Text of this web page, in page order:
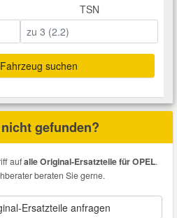
TSN
suchen
gefunden?
aufalle Original-Ersatzteile für OPEL.
beraten Sie gerne.
Ersatzteile anfragen